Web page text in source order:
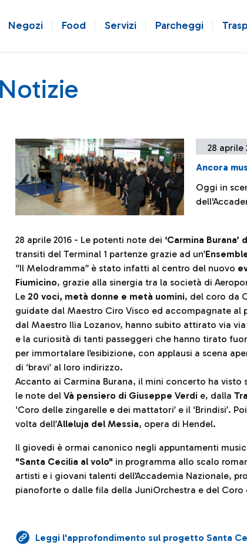
Negozi Food Servizi Parcheggi
Notizie
28 aprile
Ancora
Oggi in
28 aprile 2016 - Le potenti note dei ‘Carmina Burana’
transiti del Terminal 1 partenze grazie ad un’
‘’Il Melodramma’’ è stato infatti al centro del nuovo
Fiumicino, grazie alla sinergia tra la società di
Le 20 voci, metà donne e metà uomini, del coro da
guidate dal Maestro Ciro Visco ed accompagnate al
dal Maestro Ilia Lozanov, hanno subito attirato via via
e la curiosità di tanti passeggeri che hanno tirato
per immortalare l’esibizione, con applausi a scena
di ‘bravi’ al loro indirizzo.
Accanto ai Carmina Burana, il mini concerto ha visto
le note del Và pensiero di Giuseppe Verdi e, dalla
‘Coro delle zingarelle e dei mattatori’ e il ‘Brindisi’.
volta dell’Alleluja del Messia, opera di Hendel.
Il giovedi è ormai canonico negli appuntamenti
"Santa Cecilia al volo" in programma allo scalo
artisti e i giovani talenti dell’Accademia Nazionale,
pianoforte o dalle fila della JuniOrchestra e del Coro
Leggi l'approfondimento sul progetto Santa